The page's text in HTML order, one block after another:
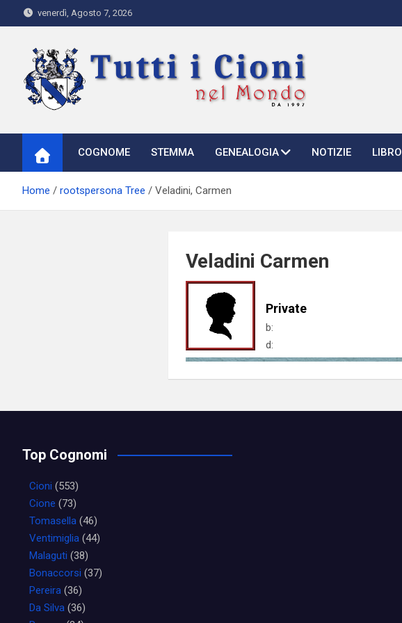
to
venerdì, Agosto 7, 2026
Tutti i Cioni nel Mondo
COGNOME STEMMA GENEALOGIA NOTIZIE LIBRO
Home rootspersona Tree Veladini, Carmen
Veladini Carmen
Private
b:
d:
Top Cognomi
Cioni (553)
Cione (73)
Tomasella (46)
Ventimiglia (44)
Malaguti (38)
Bonaccorsi (37)
Pereira (36)
Da Silva (36)